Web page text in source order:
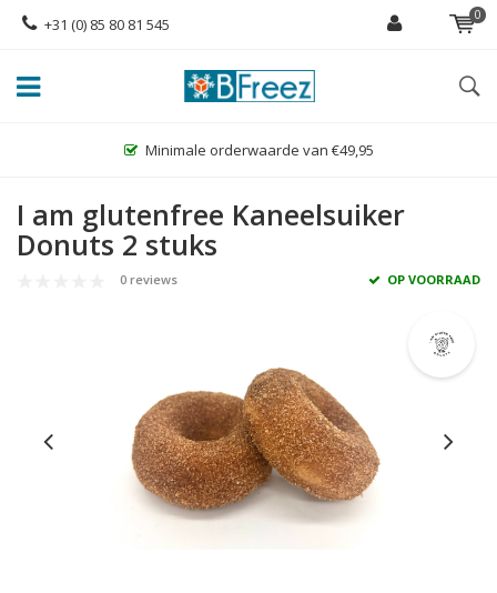
+31 (0) 85 80 81 545 0
Minimale orderwaarde van €49,95
I am glutenfree Kaneelsuiker
Donuts 2 stuks
0 reviews OP VOORRAAD